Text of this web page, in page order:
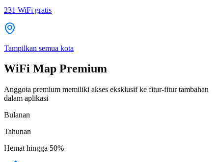
231 WiFi gratis
Tampilkan semua kota
WiFi Map Premium
Anggota premium memiliki akses eksklusif ke fitur-fitur tambahan
dalam aplikasi
Bulanan
Tahunan
Hemat hingga 50%